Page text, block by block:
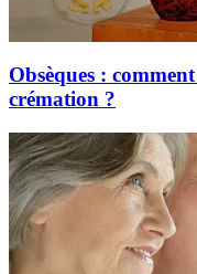
Obsèques :
crémation ?